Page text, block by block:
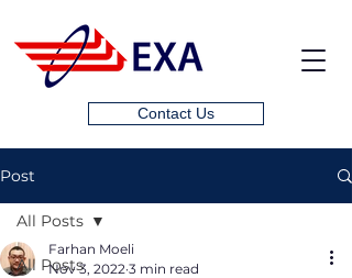
Contact Us
Post
All Posts
All Posts
Farhan Moeli
Nov 3, 2022 3 min read